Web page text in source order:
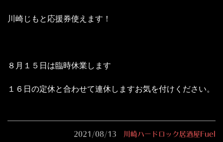
川崎じもと応援券使えます！
８月１５日は臨時休業します
１６日の定休と合わせて連休しますお気を付けください。
2021/08/13 川崎ハードロック居酒屋Fuel